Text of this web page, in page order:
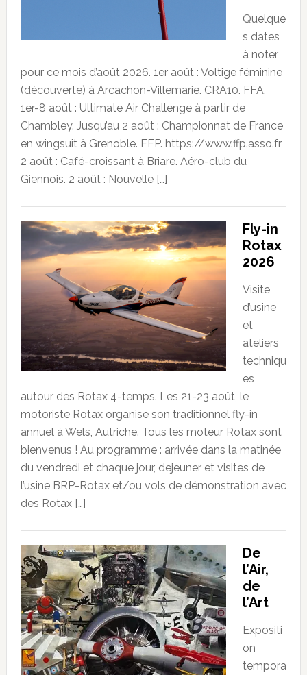
Quelque
s dates
à noter
pour ce mois d’août 2026. 1er août : Voltige féminine
(découverte) à Arcachon-Villemarie. CRA10. FFA.
1er-8 août : Ultimate Air Challenge à partir de
Chambley. Jusqu’au 2 août : Championnat de France
en wingsuit à Grenoble. FFP. https://www.ffp.asso.fr
2 août : Café-croissant à Briare. Aéro-club du
Giennois. 2 août : Nouvelle […]
Fly-in
Rotax
2026
Visite
d’usine
et
ateliers
techniqu
es
autour des Rotax 4-temps. Les 21-23 août, le
motoriste Rotax organise son traditionnel fly-in
annuel à Wels, Autriche. Tous les moteur Rotax sont
bienvenus ! Au programme : arrivée dans la matinée
du vendredi et chaque jour, dejeuner et visites de
l’usine BRP-Rotax et/ou vols de démonstration avec
des Rotax […]
De
l’Air,
de
l’Art
Expositi
on
tempora